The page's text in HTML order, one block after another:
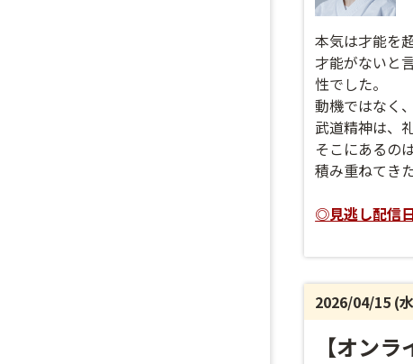
本気は才能を
才能がないと
性でした。
動機ではなく
武道精神は、
そこにあるの
積み重ねてき
◎見逃し配信
2026/04/15 (
【オン